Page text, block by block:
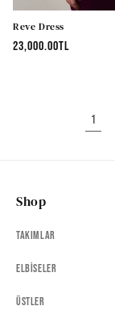
Reve Dress
Normal
23,000.00TL
1
Shop
Takımlar
Elbiseler
Üstler